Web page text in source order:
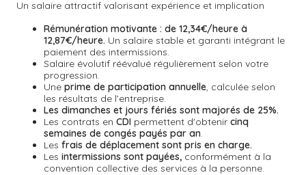
Un salaire attractif valorisant expérience et implication
Rémunération motivante : de 12,34€/heure à
12,87€/heure. Un salaire stable et garanti intégrant le
paiement des intermissions.
Salaire évolutif réévalué régulièrement selon votre
progression.
Une prime de participation annuelle, calculée selon
les résultats de l’entreprise.
Les dimanches et jours fériés sont majorés de 25%.
Les contrats en CDI permettent d'obtenir cinq
semaines de congés payés par an.
Les frais de déplacement sont pris en charge.
Les intermissions sont payées, conformément à la
convention collective des services à la personne.